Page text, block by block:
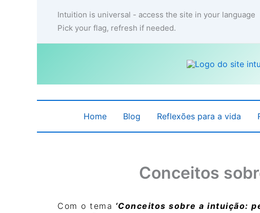
Intuition is universal - access the site in your language
Pick your flag, refresh if needed.
Home Blog Reflexões para a vida
Conceitos
Com o tema ‘Conceitos sobre a intuição: